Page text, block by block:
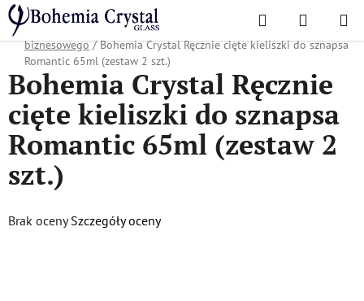
Przejść
do
treści
Szukaj KOSZYK
Home
/ Popularne kolekcje / Oferta świąteczna
Prezenty dla partnera
biznesowego / Bohemia Crystal Ręcznie cięte kieliszki do sznapsa
Romantic 65ml (zestaw 2 szt.)
Bohemia Crystal Ręcznie
cięte kieliszki do sznapsa
Romantic 65ml (zestaw 2
szt.)
Średnia
Brak oceny Szczegóły oceny